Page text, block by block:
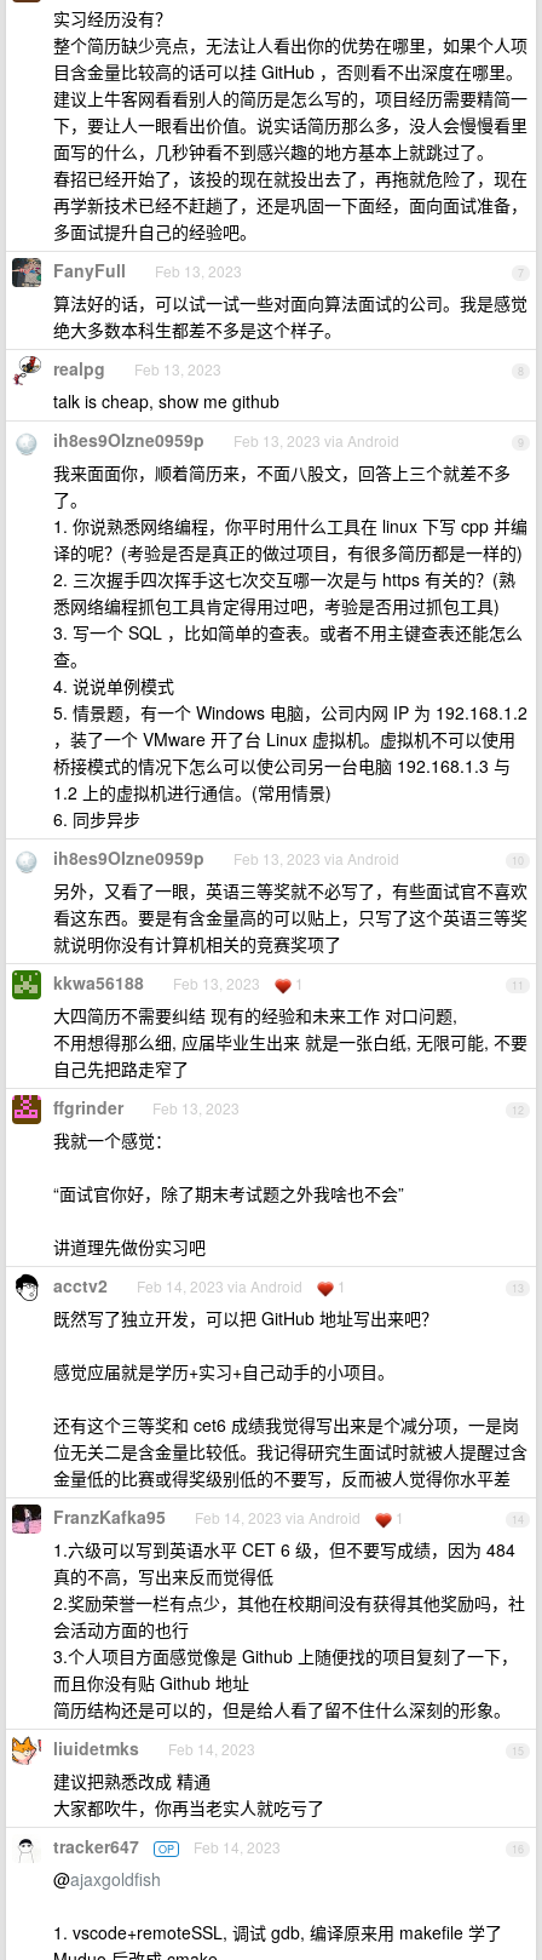
实习经历没有？
整个简历缺少亮点，无法让人看出你的优势在哪里，如果个人项
目含金量比较高的话可以挂 GitHub ，否则看不出深度在哪里。
建议上牛客网看看别人的简历是怎么写的，项目经历需要精简一
下，要让人一眼看出价值。说实话简历那么多，没人会慢慢看里
面写的什么，几秒钟看不到感兴趣的地方基本上就跳过了。
春招已经开始了，该投的现在就投出去了，再拖就危险了，现在
再学新技术已经不赶趟了，还是巩固一下面经，面向面试准备，
多面试提升自己的经验吧。
7
FanyFull Feb 13, 2023
算法好的话，可以试一试一些对面向算法面试的公司。我是感觉
绝大多数本科生都差不多是这个样子。
8
realpg Feb 13, 2023
talk is cheap, show me github
9
ih8es9OIzne0959p Feb 13, 2023 via Android
我来面面你，顺着简历来，不面八股文，回答上三个就差不多
了。
1. 你说熟悉网络编程，你平时用什么工具在 linux 下写 cpp 并编
译的呢？(考验是否是真正的做过项目，有很多简历都是一样的)
2. 三次握手四次挥手这七次交互哪一次是与 https 有关的？(熟
悉网络编程抓包工具肯定得用过吧，考验是否用过抓包工具)
3. 写一个 SQL ，比如简单的查表。或者不用主键查表还能怎么
查。
4. 说说单例模式
5. 情景题，有一个 Windows 电脑，公司内网 IP 为 192.168.1.2
，装了一个 VMware 开了台 Linux 虚拟机。虚拟机不可以使用
桥接模式的情况下怎么可以使公司另一台电脑 192.168.1.3 与
1.2 上的虚拟机进行通信。(常用情景)
6. 同步异步
10
ih8es9OIzne0959p Feb 13, 2023 via Android
另外，又看了一眼，英语三等奖就不必写了，有些面试官不喜欢
看这东西。要是有含金量高的可以贴上，只写了这个英语三等奖
就说明你没有计算机相关的竞赛奖项了
11
kkwa56188 Feb 13, 2023 1
大四简历不需要纠结 现有的经验和未来工作 对口问题,
不用想得那么细, 应届毕业生出来 就是一张白纸, 无限可能, 不要
自己先把路走窄了
12
ffgrinder Feb 13, 2023
我就一个感觉：
“面试官你好，除了期末考试题之外我啥也不会”
讲道理先做份实习吧
13
acctv2 Feb 14, 2023 via Android 1
既然写了独立开发，可以把 GitHub 地址写出来吧？
感觉应届就是学历+实习+自己动手的小项目。
还有这个三等奖和 cet6 成绩我觉得写出来是个减分项，一是岗
位无关二是含金量比较低。我记得研究生面试时就被人提醒过含
金量低的比赛或得奖级别低的不要写，反而被人觉得你水平差
14
FranzKafka95 Feb 14, 2023 via Android 1
1.六级可以写到英语水平 CET 6 级，但不要写成绩，因为 484
真的不高，写出来反而觉得低
2.奖励荣誉一栏有点少，其他在校期间没有获得其他奖励吗，社
会活动方面的也行
3.个人项目方面感觉像是 Github 上随便找的项目复刻了一下，
而且你没有贴 Github 地址
简历结构还是可以的，但是给人看了留不住什么深刻的形象。
15
liuidetmks Feb 14, 2023
建议把熟悉改成 精通
大家都吹牛，你再当老实人就吃亏了
16
tracker647 OP Feb 14, 2023
@ajaxgoldfish
1. vscode+remoteSSL, 调试 gdb, 编译原来用 makefile 学了